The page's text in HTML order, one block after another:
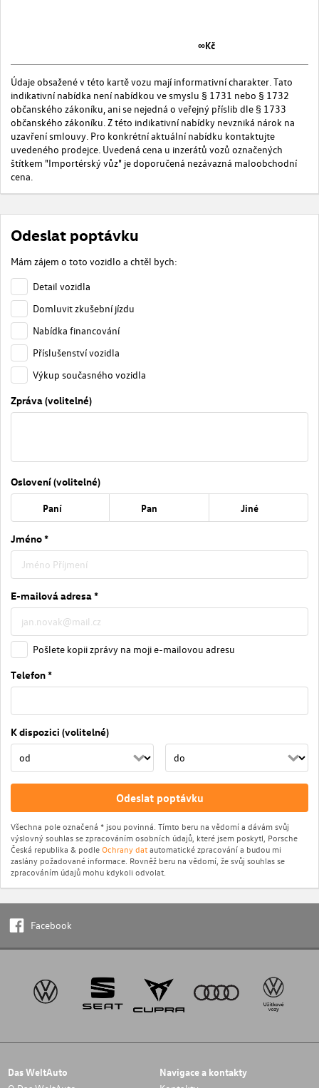
∞Kč
Údaje obsažené v této kartě vozu mají informativní charakter. Tato
indikativní nabídka není nabídkou ve smyslu § 1731 nebo § 1732
občanského zákoníku, ani se nejedná o veřejný příslib dle § 1733
občanského zákoníku. Z této indikativní nabídky nevzniká nárok na
uzavření smlouvy. Pro konkrétní aktuální nabídku kontaktujte
uvedeného prodejce. Uvedená cena u inzerátů vozů označených
štítkem "Importérský vůz" je doporučená nezávazná maloobchodní
cena.
Odeslat poptávku
Mám zájem o toto vozidlo a chtěl bych:
Detail vozidla
Domluvit zkušební jízdu
Nabídka financování
Příslušenství vozidla
Výkup současného vozidla
Zpráva (volitelné)
Oslovení (volitelné)
Paní Pan Jiné
Jméno *
E-mailová adresa *
Pošlete kopii zprávy na moji e-mailovou adresu
Telefon *
K dispozici (volitelné)
Odeslat poptávku
Všechna pole označená * jsou povinná. Tímto beru na vědomí a dávám svůj
výslovný souhlas se zpracováním osobních údajů, které jsem poskytl, Porsche
Česká republika & podleOchrany datautomatické zpracování a budou mi
zaslány požadované informace. Rovněž beru na vědomí, že svůj souhlas se
zpracováním údajů mohu kdykoli odvolat.
Facebook
Das WeltAuto Navigace a kontakty